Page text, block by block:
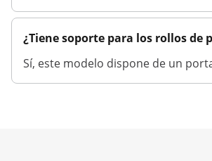
¿Tiene soporte para los rollos de
Sí, este modelo dispone de un